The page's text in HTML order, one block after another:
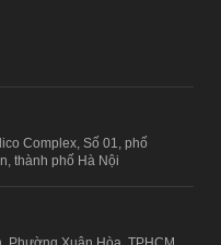
Complex, Số 01, phố
thành phố Hà Nội